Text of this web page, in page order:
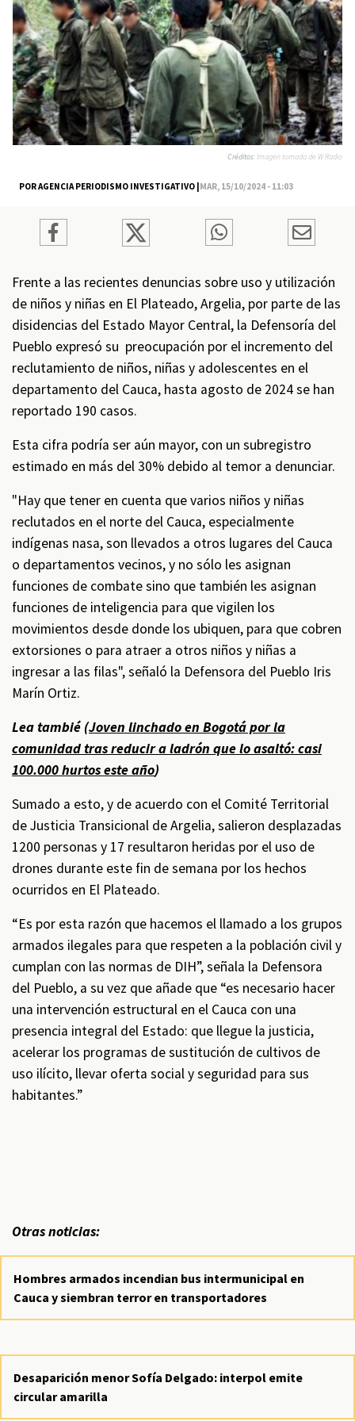
POR AGENCIA PERIODISMO INVESTIGATIVO |MAR, 15/10/2024 - 11:03
Créditos:Imagen tomada de W Radio
Frente a las recientes denuncias sobre uso y utilización
de niños y niñas en El Plateado, Argelia, por parte de las
disidencias del Estado Mayor Central, la Defensoría del
Pueblo expresó su preocupación por el incremento del
reclutamiento de niños, niñas y adolescentes en el
departamento del Cauca, hasta agosto de 2024 se han
reportado 190 casos.
Esta cifra podría ser aún mayor, con un subregistro
estimado en más del 30% debido al temor a denunciar.
"Hay que tener en cuenta que varios niños y niñas
reclutados en el norte del Cauca, especialmente
indígenas nasa, son llevados a otros lugares del Cauca
o departamentos vecinos, y no sólo les asignan
funciones de combate sino que también les asignan
funciones de inteligencia para que vigilen los
movimientos desde donde los ubiquen, para que cobren
extorsiones o para atraer a otros niños y niñas a
ingresar a las filas", señaló la Defensora del Pueblo Iris
Marín Ortiz.
Lea tambié (Joven linchado en Bogotá por la
comunidad tras reducir a ladrón que lo asaltó: casi
100.000 hurtos este año)
Sumado a esto, y de acuerdo con el Comité Territorial
de Justicia Transicional de Argelia, salieron desplazadas
1200 personas y 17 resultaron heridas por el uso de
drones durante este fin de semana por los hechos
ocurridos en El Plateado.
“Es por esta razón que hacemos el llamado a los grupos
armados ilegales para que respeten a la población civil y
cumplan con las normas de DIH”, señala la Defensora
del Pueblo, a su vez que añade que “es necesario hacer
una intervención estructural en el Cauca con una
presencia integral del Estado: que llegue la justicia,
acelerar los programas de sustitución de cultivos de
uso ilícito, llevar oferta social y seguridad para sus
habitantes.”
Otras noticias:
Hombres armados incendian bus intermunicipal en
Cauca y siembran terror en transportadores
Desaparición menor Sofía Delgado: interpol emite
circular amarilla